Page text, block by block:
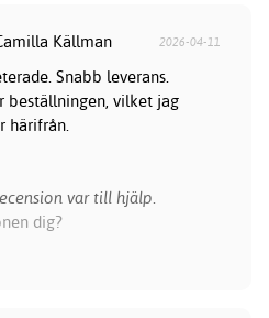
Källman 2026-04-11
Snabb leverans.
vilket jag
härifrån.
var till hjälp.
dig?